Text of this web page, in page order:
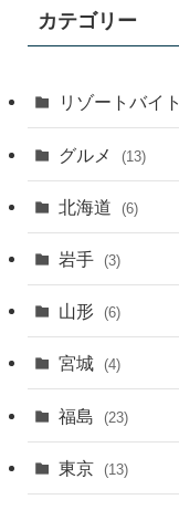
ブ
カテゴリー
リゾートバイト
グルメ (13)
北海道 (6)
岩手 (3)
山形 (6)
宮城 (4)
福島 (23)
東京 (13)